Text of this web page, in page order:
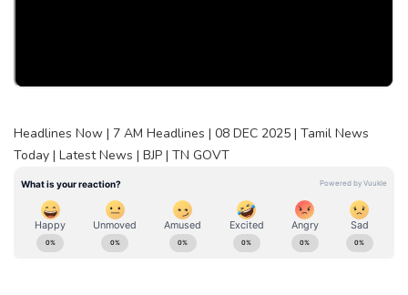
Headlines Now | 7 AM Headlines | 08 DEC 2025 | Tamil News
Today | Latest News | BJP | TN GOVT